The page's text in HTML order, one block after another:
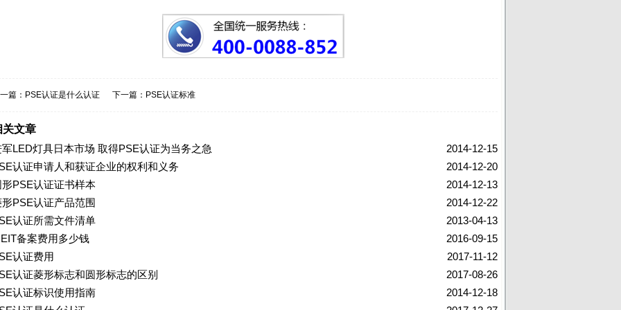
篇： PSE认证是什么认证 下一篇： PSE认证标准
关文章
2014-12-15
军LED灯具日本市场 取得PSE认证为当务之急
2014-12-20
认证申请人和获证企业的权利和义务
2014-12-13
形PSE认证证书样本
2014-12-22
形PSE认证产品范围
2013-04-13
认证所需文件清单
2016-09-15
备案费用多少钱
2017-11-12
认证费用
2017-08-26
认证菱形标志和圆形标志的区别
2014-12-18
认证标识使用指南